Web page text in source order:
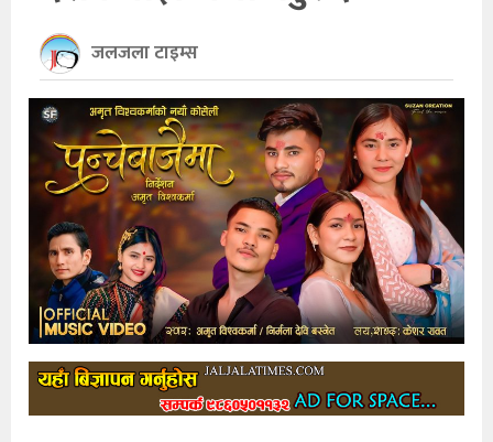
खेलकुद
अन्तर्राष्ट्रिय
थप
जलजला टाइम्स